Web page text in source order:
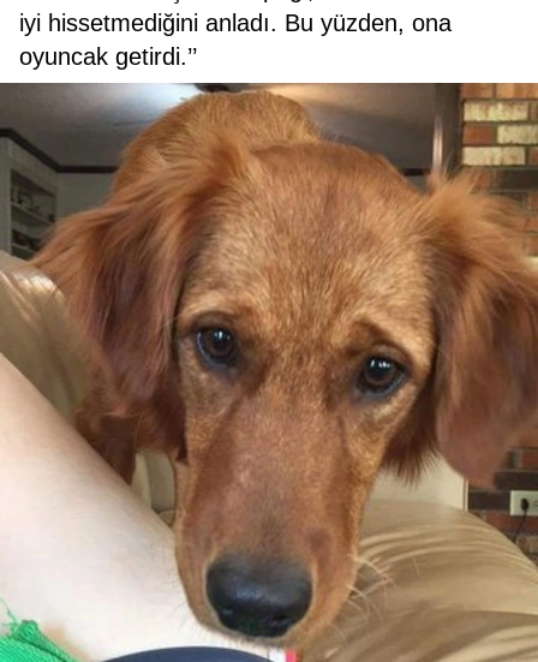
iyi hissetmediğini anladı. Bu yüzden, ona
oyuncak getirdi.’’